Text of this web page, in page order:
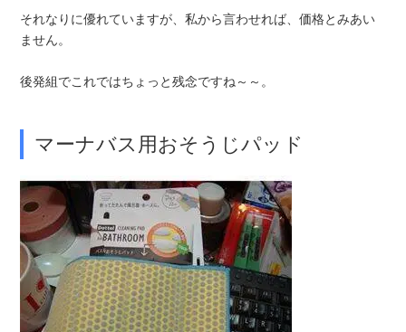
それなりに優れていますが、私から言わせれば、価格とみあい
ません。
後発組でこれではちょっと残念ですね～～。
マーナバス用おそうじパッド